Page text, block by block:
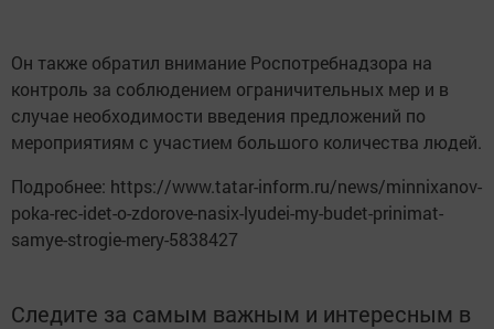
Он также обратил внимание Роспотребнадзора на
контроль за соблюдением ограничительных мер и в
случае необходимости введения предложений по
мероприятиям с участием большого количества людей.
Подробнее: https://www.tatar-inform.ru/news/minnixanov-
poka-rec-idet-o-zdorove-nasix-lyudei-my-budet-prinimat-
samye-strogie-mery-5838427
Следите за самым важным и интересным в